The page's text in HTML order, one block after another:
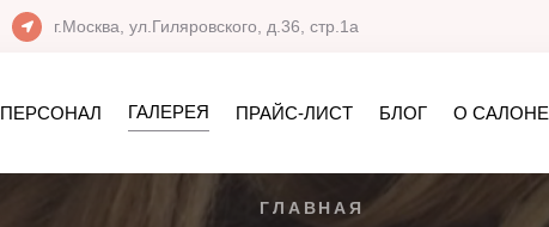
г.Москва, ул.Гиляровского, д.36, стр.1а
ПЕРСОНАЛ ГАЛЕРЕЯ ПРАЙС-ЛИСТ БЛОГ О САЛОНЕ
ГЛАВНАЯ